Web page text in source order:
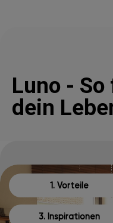
Luno -
dein
1. Vorteile
3. Inspirationen